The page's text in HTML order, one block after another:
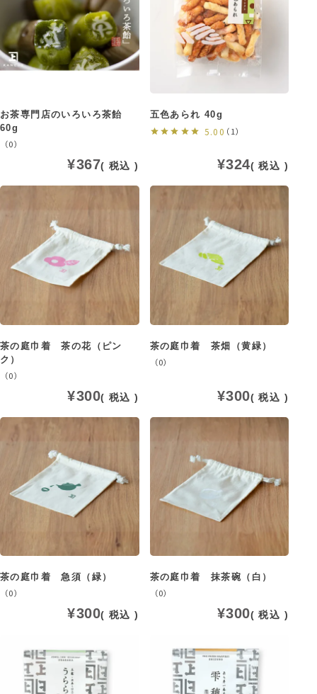
お茶専門店のいろいろ茶飴
60g
（0）
¥367 税込
五色あられ 40g
5.00 （1）
¥324 税込
茶の庭巾着 茶の花（ピン
ク）
（0）
¥300 税込
茶の庭巾着 茶畑（黄緑）
（0）
¥300 税込
茶の庭巾着 急須（緑）
（0）
¥300 税込
茶の庭巾着 抹茶碗（白）
（0）
¥300 税込